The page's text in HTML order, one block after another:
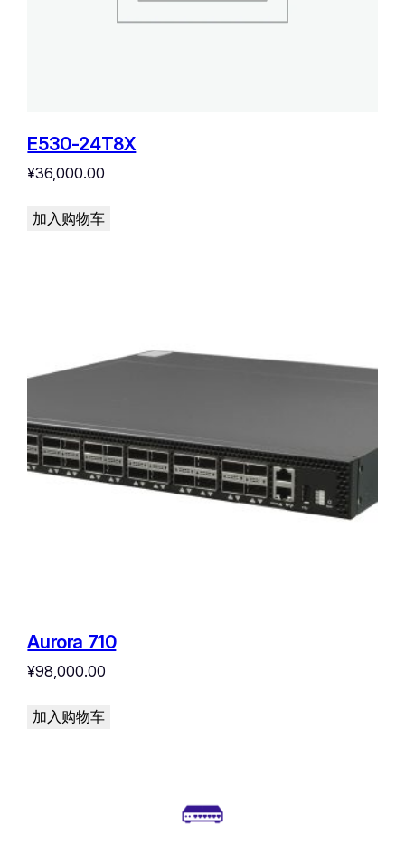
E530-24T8X
¥36,000.00
加入购物车
Aurora 710
¥98,000.00
加入购物车